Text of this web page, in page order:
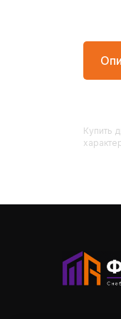
Купить